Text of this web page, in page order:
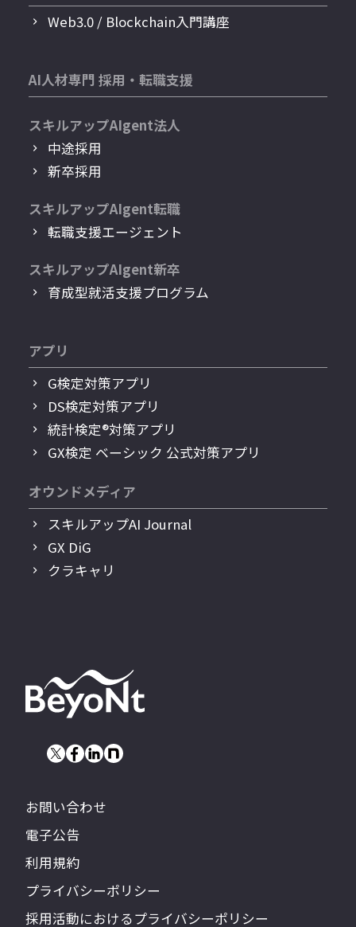
Web3.0 / Blockchain入門講座
AI人材専門 採用・転職支援
スキルアップAIgent法人
中途採用
新卒採用
スキルアップAIgent転職
転職支援エージェント
スキルアップAIgent新卒
育成型就活支援プログラム
アプリ
G検定対策アプリ
DS検定対策アプリ
統計検定®︎対策アプリ
GX検定 ベーシック 公式対策アプリ
オウンドメディア
スキルアップAI Journal
GX DiG
クラキャリ
お問い合わせ
電子公告
利用規約
プライバシーポリシー
採用活動におけるプライバシーポリシー